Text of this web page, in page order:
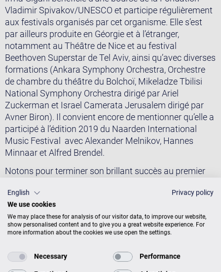
Vladimir Spivakov/UNESCO et participe régulièrement
aux festivals organisés par cet organisme. Elle s’est
par ailleurs produite en Géorgie et à l’étranger,
notamment au Théâtre de Nice et au festival
Beethoven Superstar de Tel Aviv, ainsi qu’avec diverses
formations (Ankara Symphony Orchestra, Orchestre
de chambre du théâtre du Bolchoï, Mikeladze Tbilisi
National Symphony Orchestra dirigé par Ariel
Zuckerman et Israel Camerata Jerusalem dirigé par
Avner Biron). Il convient encore de mentionner qu’elle a
participé à l’édition 2019 du Naarden International
Music Festival avec Alexander Melnikov, Hannes
Minnaar et Alfred Brendel.
Notons pour terminer son brillant succès au premier
Brucknerhaus de Linz, où elle a remporté le Premier
prix et les prix spéciaux de la meilleure interprétation
d’œuvres imposées de Bruckner et Mozart.
Photos: © Sofija Palurovic, Brucknerhaus Linz
Irma Gigani lors du récital donné en tant que lauréate
du premier Concours Bechstein-Bruckner
English
Privacy policy
We use cookies
We may place these for analysis of our visitor data, to improve our website,
show personalised content and to give you a great website experience. For
more information about the cookies we use open the settings.
Necessary Performance